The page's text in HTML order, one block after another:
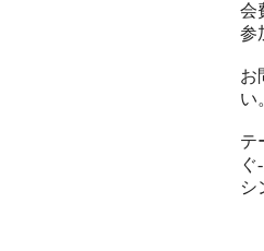
会
参
お
い
テ
ぐ-
シ